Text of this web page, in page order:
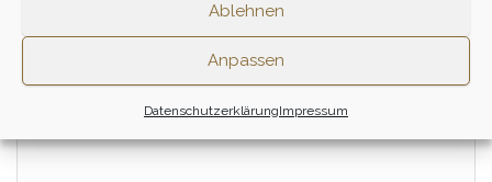
Ablehnen
Anpassen
DatenschutzerklärungImpressum
1 Tag
Zum Ritt